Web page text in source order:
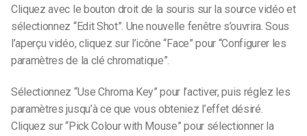
Cliquez avec le bouton droit de la souris sur la source vidéo et
sélectionnez “Edit Shot”. Une nouvelle fenêtre s’ouvrira. Sous
l’aperçu vidéo, cliquez sur l’icône “Face” pour “Configurer les
paramètres de la clé chromatique”.
Sélectionnez “Use Chroma Key” pour l’activer, puis réglez les
paramètres jusqu’à ce que vous obteniez l’effet désiré.
Cliquez sur “Pick Colour with Mouse” pour sélectionner la